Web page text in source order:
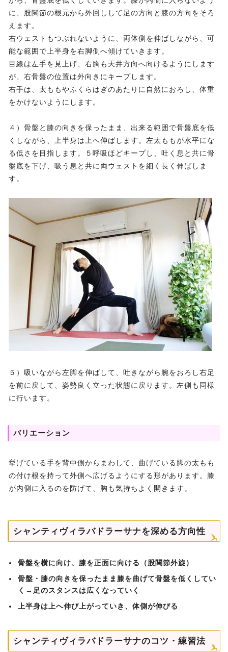
に、股関節の根元から外回しして足の方向と膝の方向をそろ
えます。
右ウェストもつぶれないように、両体側を伸ばしながら、可
能な範囲で上半身を右脚側へ傾けていきます。
目線は左手を見上げ、右胸も天井方向へ向けるようにします
が、右骨盤の位置は外向きにキープします。
右手は、太ももやふくらはぎのあたりに自然におろし、体重
をかけないようにします。
４）骨盤と膝の向きを保ったまま、出来る範囲で骨盤底を低
くしながら、上半身は上へ伸ばします。左太ももが水平にな
る低さを目指します。５呼吸ほどキープし、吐く息と共に骨
盤底を下げ、吸う息と共に両ウェストを細く長く伸ばしま
す。
５）吸いながら左脚を伸ばして、吐きながら腕をおろし右足
を前に戻して、姿勢良く立った状態に戻ります。左側も同様
に行います。
バリエーション
挙げている手を背中側からまわして、曲げている脚の太もも
の付け根を持って外側へ広げるようにする形があります。膝
が内側に入るのを防げて、胸も気持ちよく開きます。
シャンティヴィラバドラーサナを深める方向性
骨盤を横に向け、膝を正面に向ける（股関節外旋）
骨盤・膝の向きを保ったまま膝を曲げて骨盤を低くしてい
く→足のスタンスは広くなっていく
上半身は上へ伸び上がっていき、体側が伸びる
シャンティヴィラバドラーサナのコツ・練習法